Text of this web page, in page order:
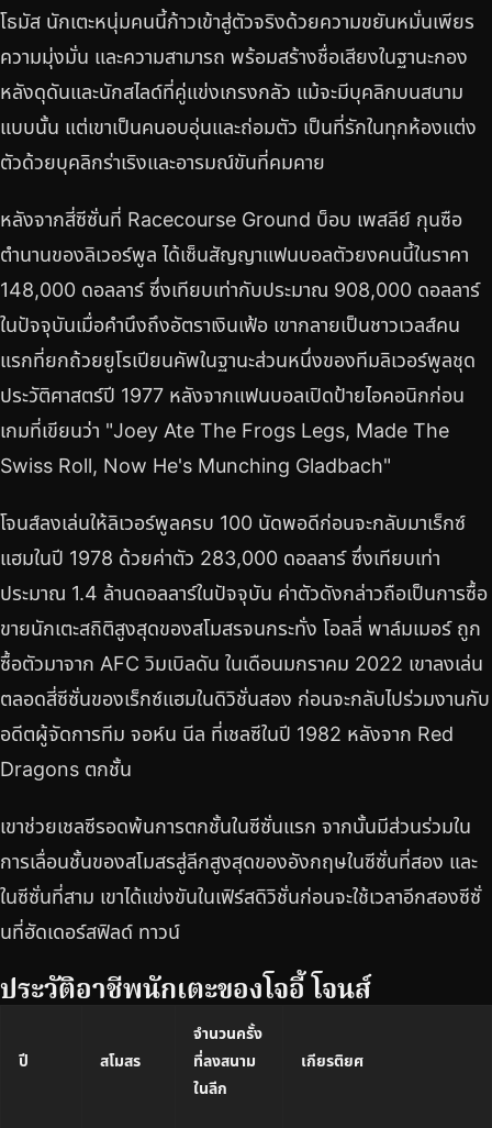
โธมัส นักเตะหนุ่มคนนี้ก้าวเข้าสู่ตัวจริงด้วยความขยันหมั่นเพียร
ความมุ่งมั่น และความสามารถ พร้อมสร้างชื่อเสียงในฐานะกอง
หลังดุดันและนักสไลด์ที่คู่แข่งเกรงกลัว แม้จะมีบุคลิกบนสนาม
แบบนั้น แต่เขาเป็นคนอบอุ่นและถ่อมตัว เป็นที่รักในทุกห้องแต่ง
ตัวด้วยบุคลิกร่าเริงและอารมณ์ขันที่คมคาย
หลังจากสี่ซีซั่นที่ Racecourse Ground บ็อบ เพสลีย์ กุนซือ
ตำนานของลิเวอร์พูล ได้เซ็นสัญญาแฟนบอลตัวยงคนนี้ในราคา
148,000 ดอลลาร์ ซึ่งเทียบเท่ากับประมาณ 908,000 ดอลลาร์
ในปัจจุบันเมื่อคำนึงถึงอัตราเงินเฟ้อ เขากลายเป็นชาวเวลส์คน
แรกที่ยกถ้วยยูโรเปียนคัพในฐานะส่วนหนึ่งของทีมลิเวอร์พูลชุด
ประวัติศาสตร์ปี 1977 หลังจากแฟนบอลเปิดป้ายไอคอนิกก่อน
เกมที่เขียนว่า "Joey Ate The Frogs Legs, Made The
Swiss Roll, Now He's Munching Gladbach"
โจนส์ลงเล่นให้ลิเวอร์พูลครบ 100 นัดพอดีก่อนจะกลับมาเร็กซ์
แฮมในปี 1978 ด้วยค่าตัว 283,000 ดอลลาร์ ซึ่งเทียบเท่า
ประมาณ 1.4 ล้านดอลลาร์ในปัจจุบัน ค่าตัวดังกล่าวถือเป็นการซื้อ
ขายนักเตะสถิติสูงสุดของสโมสรจนกระทั่ง โอลลี่ พาล์มเมอร์ ถูก
ซื้อตัวมาจาก AFC วิมเบิลดัน ในเดือนมกราคม 2022 เขาลงเล่น
ตลอดสี่ซีซั่นของเร็กซ์แฮมในดิวิชั่นสอง ก่อนจะกลับไปร่วมงานกับ
อดีตผู้จัดการทีม จอห์น นีล ที่เชลซีในปี 1982 หลังจาก Red
Dragons ตกชั้น
เขาช่วยเชลซีรอดพ้นการตกชั้นในซีซั่นแรก จากนั้นมีส่วนร่วมใน
การเลื่อนชั้นของสโมสรสู่ลีกสูงสุดของอังกฤษในซีซั่นที่สอง และ
ในซีซั่นที่สาม เขาได้แข่งขันในเฟิร์สดิวิชั่นก่อนจะใช้เวลาอีกสองซีซั่
นที่ฮัดเดอร์สฟิลด์ ทาวน์
ประวัติอาชีพนักเตะของโจอี้ โจนส์
ปี สโมสร
จำนวนครั้ง
ที่ลงสนาม
ในลีก
เกียรติยศ